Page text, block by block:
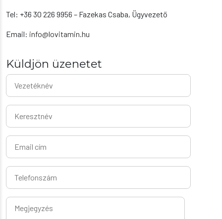
Tel: +36 30 226 9956 – Fazekas Csaba, Ügyvezető
Email: info@lovitamin.hu
Küldjön üzenetet